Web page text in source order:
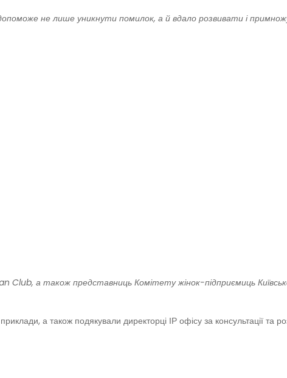
не лише уникнути помилок, а й вдало розвивати і
Club, а також представниць Комітету жінок-підприємиць
а також подякували директорці ІР офісу за консультації та